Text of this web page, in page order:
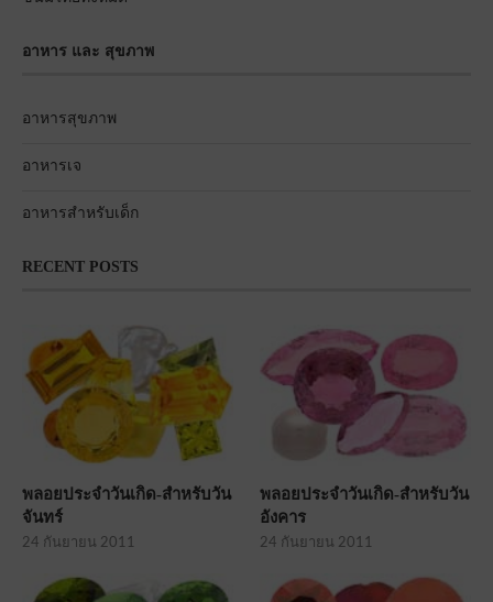
อาหาร และ สุขภาพ
อาหารสุขภาพ
อาหารเจ
อาหารสำหรับเด็ก
RECENT POSTS
พลอยประจำวันเกิด-สำหรับวัน
จันทร์
24 กันยายน 2011
พลอยประจำวันเกิด-สำหรับวัน
อังคาร
24 กันยายน 2011